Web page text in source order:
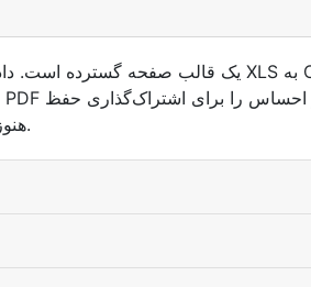
می‌کند. XLS هنوز هم چیزی است که بسیاری از ابزارهای گزارش‌دهی مالی و دولتی قدیمی منتشر و انتظار دارند.